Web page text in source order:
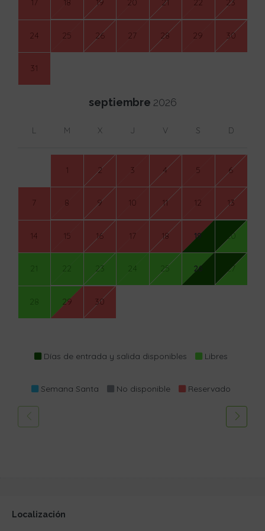
17 18 19 20 21 22 23
24 25 26 27 28 29 30
31
septiembre 2026
L M X J V S D
1 2 3 4 5 6
7 8 9 10 11 12 13
14 15 16 17 18 19 20
21 22 23 24 25 26 27
28 29 30
Días de entrada y salida disponibles Libres
Semana Santa No disponible Reservado
Localización